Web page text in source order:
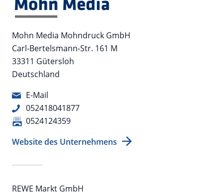
Mohn Media Mohndruck GmbH
Carl-Bertelsmann-Str. 161 M
33311 Gütersloh
Deutschland
E-Mail
052418041877
0524124359
Website des Unternehmens
REWE Markt GmbH